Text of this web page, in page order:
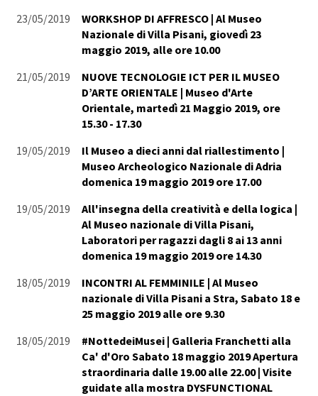
23/05/2019
WORKSHOP DI AFFRESCO | Al Museo
Nazionale di Villa Pisani, giovedì 23
maggio 2019, alle ore 10.00
21/05/2019
NUOVE TECNOLOGIE ICT PER IL MUSEO
D’ARTE ORIENTALE | Museo d'Arte
Orientale, martedì 21 Maggio 2019, ore
15.30 - 17.30
19/05/2019
Il Museo a dieci anni dal riallestimento |
Museo Archeologico Nazionale di Adria
domenica 19 maggio 2019 ore 17.00
19/05/2019
All'insegna della creatività e della logica |
Al Museo nazionale di Villa Pisani,
Laboratori per ragazzi dagli 8 ai 13 anni
domenica 19 maggio 2019 ore 14.30
18/05/2019
INCONTRI AL FEMMINILE | Al Museo
nazionale di Villa Pisani a Stra, Sabato 18 e
25 maggio 2019 alle ore 9.30
18/05/2019
#NottedeiMusei | Galleria Franchetti alla
Ca' d'Oro Sabato 18 maggio 2019 Apertura
straordinaria dalle 19.00 alle 22.00 | Visite
guidate alla mostra DYSFUNCTIONAL